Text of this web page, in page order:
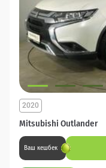
Mitsubishi Outlander
2020
Ваш кешбек